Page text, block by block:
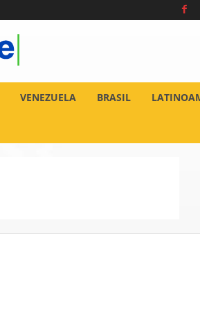
VENEZUELA BRASIL